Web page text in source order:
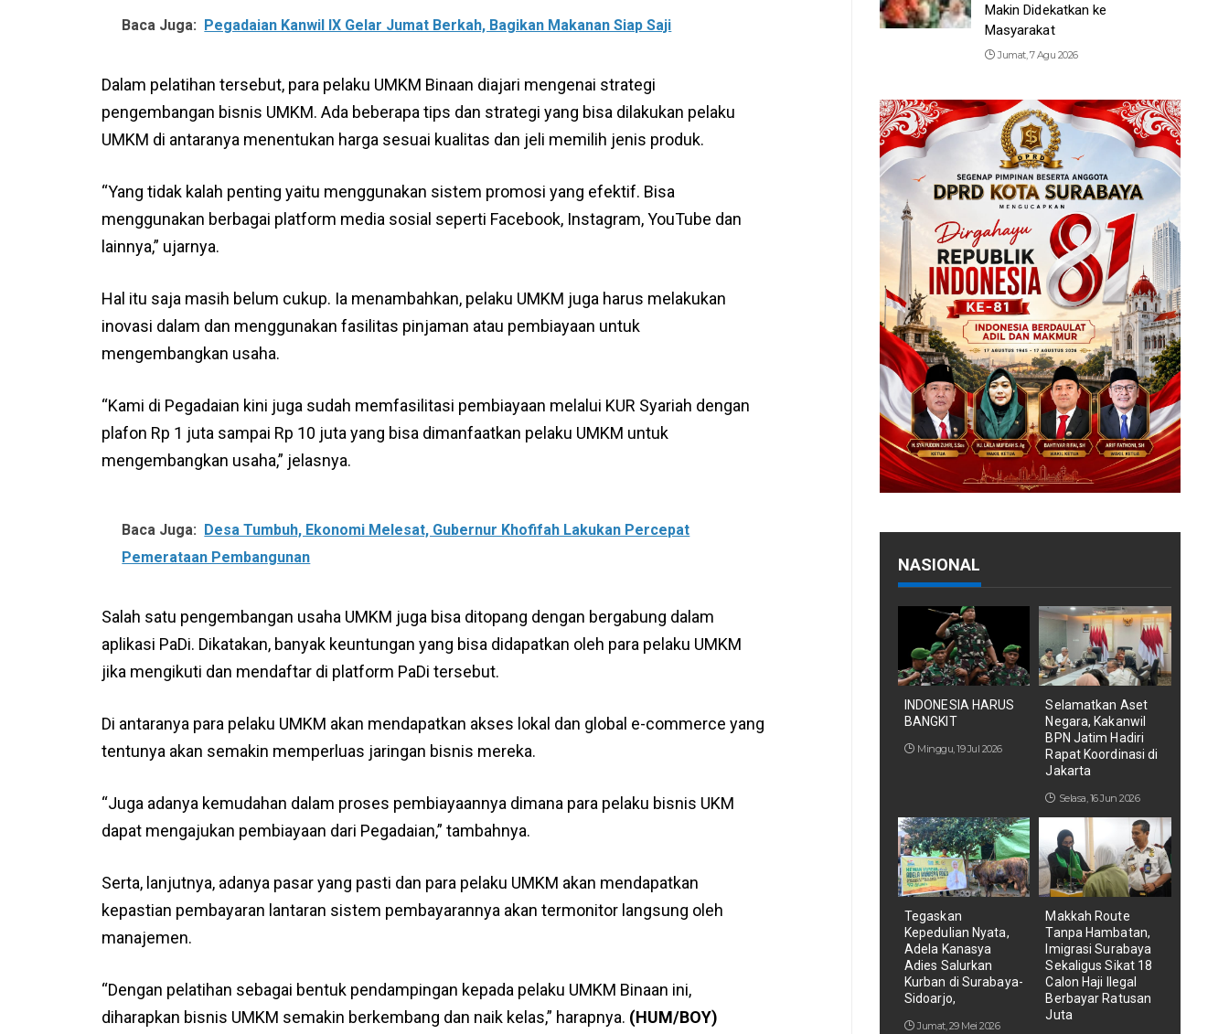
Baca Juga: Pegadaian Kanwil IX Gelar Jumat Berkah, Bagikan Makanan Siap Saji
Dalam pelatihan tersebut, para pelaku UMKM Binaan diajari mengenai strategi
pengembangan bisnis UMKM. Ada beberapa tips dan strategi yang bisa dilakukan pelaku
UMKM di antaranya menentukan harga sesuai kualitas dan jeli memilih jenis produk.
“Yang tidak kalah penting yaitu menggunakan sistem promosi yang efektif. Bisa
menggunakan berbagai platform media sosial seperti Facebook, Instagram, YouTube dan
lainnya,” ujarnya.
Hal itu saja masih belum cukup. Ia menambahkan, pelaku UMKM juga harus melakukan
inovasi dalam dan menggunakan fasilitas pinjaman atau pembiayaan untuk
mengembangkan usaha.
“Kami di Pegadaian kini juga sudah memfasilitasi pembiayaan melalui KUR Syariah dengan
plafon Rp 1 juta sampai Rp 10 juta yang bisa dimanfaatkan pelaku UMKM untuk
mengembangkan usaha,” jelasnya.
Baca Juga: Desa Tumbuh, Ekonomi Melesat, Gubernur Khofifah Lakukan Percepat
Pemerataan Pembangunan
Salah satu pengembangan usaha UMKM juga bisa ditopang dengan bergabung dalam
aplikasi PaDi. Dikatakan, banyak keuntungan yang bisa didapatkan oleh para pelaku UMKM
jika mengikuti dan mendaftar di platform PaDi tersebut.
Di antaranya para pelaku UMKM akan mendapatkan akses lokal dan global e-commerce yang
tentunya akan semakin memperluas jaringan bisnis mereka.
“Juga adanya kemudahan dalam proses pembiayaannya dimana para pelaku bisnis UKM
dapat mengajukan pembiayaan dari Pegadaian,” tambahnya.
Serta, lanjutnya, adanya pasar yang pasti dan para pelaku UMKM akan mendapatkan
kepastian pembayaran lantaran sistem pembayarannya akan termonitor langsung oleh
manajemen.
“Dengan pelatihan sebagai bentuk pendampingan kepada pelaku UMKM Binaan ini,
diharapkan bisnis UMKM semakin berkembang dan naik kelas,” harapnya. (HUM/BOY)
Makin Didekatkan ke
Masyarakat
Jumat, 7 Agu 2026
NASIONAL
INDONESIA HARUS
BANGKIT
Minggu, 19 Jul 2026
Selamatkan Aset
Negara, Kakanwil
BPN Jatim Hadiri
Rapat Koordinasi di
Jakarta
Selasa, 16 Jun 2026
Tegaskan
Kepedulian Nyata,
Adela Kanasya
Adies Salurkan
Kurban di Surabaya-
Sidoarjo,
Jumat, 29 Mei 2026
Makkah Route
Tanpa Hambatan,
Imigrasi Surabaya
Sekaligus Sikat 18
Calon Haji Ilegal
Berbayar Ratusan
Juta